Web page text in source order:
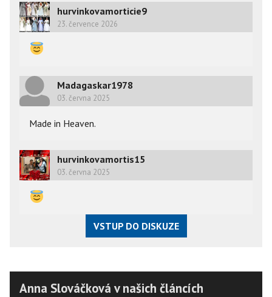
hurvinkovamorticie9
23. července 2026
Madagaskar1978
03. června 2025
Made in Heaven.
hurvinkovamortis15
03. června 2025
VSTUP DO DISKUZE
Anna Slováčková v našich článcích